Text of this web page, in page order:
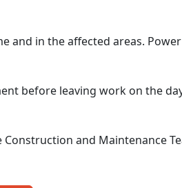
in the affected areas.
before leaving work on the
and Maintenance